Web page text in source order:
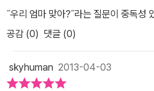
다시 한 번 확인할 수 있을 것이다.
˝우리 엄마 맞아?˝라는 질문이 중독성
공감 (0) 댓글 (0)
skyhuman 2013-04-03